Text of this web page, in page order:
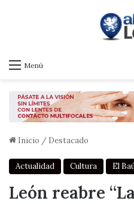
Menú
Inicio / Destacado
Actualidad Cultura El
León reabre